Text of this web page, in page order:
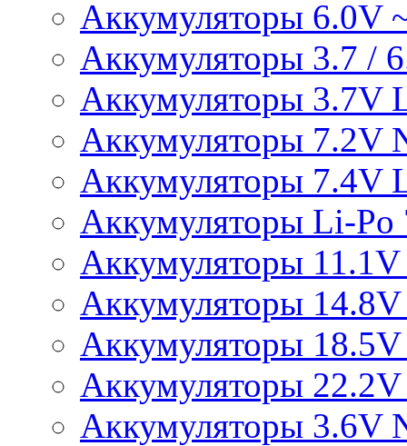
Аккумуляторы 6.0V
Аккумуляторы 3.7 /
Аккумуляторы 3.7V
Аккумуляторы 7.2V
Аккумуляторы 7.4V
Аккумуляторы Li-Po
Аккумуляторы
Аккумуляторы
Аккумуляторы
Аккумуляторы
Аккумуляторы 3.6V